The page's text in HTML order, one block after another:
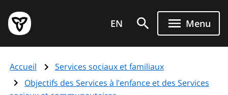
au
contenu
principal
Page
d'accueil
de
l'Ontario
EN Menu
Accueil
Services sociaux et familiaux
Objectifs des Services à l’enfance et des Services